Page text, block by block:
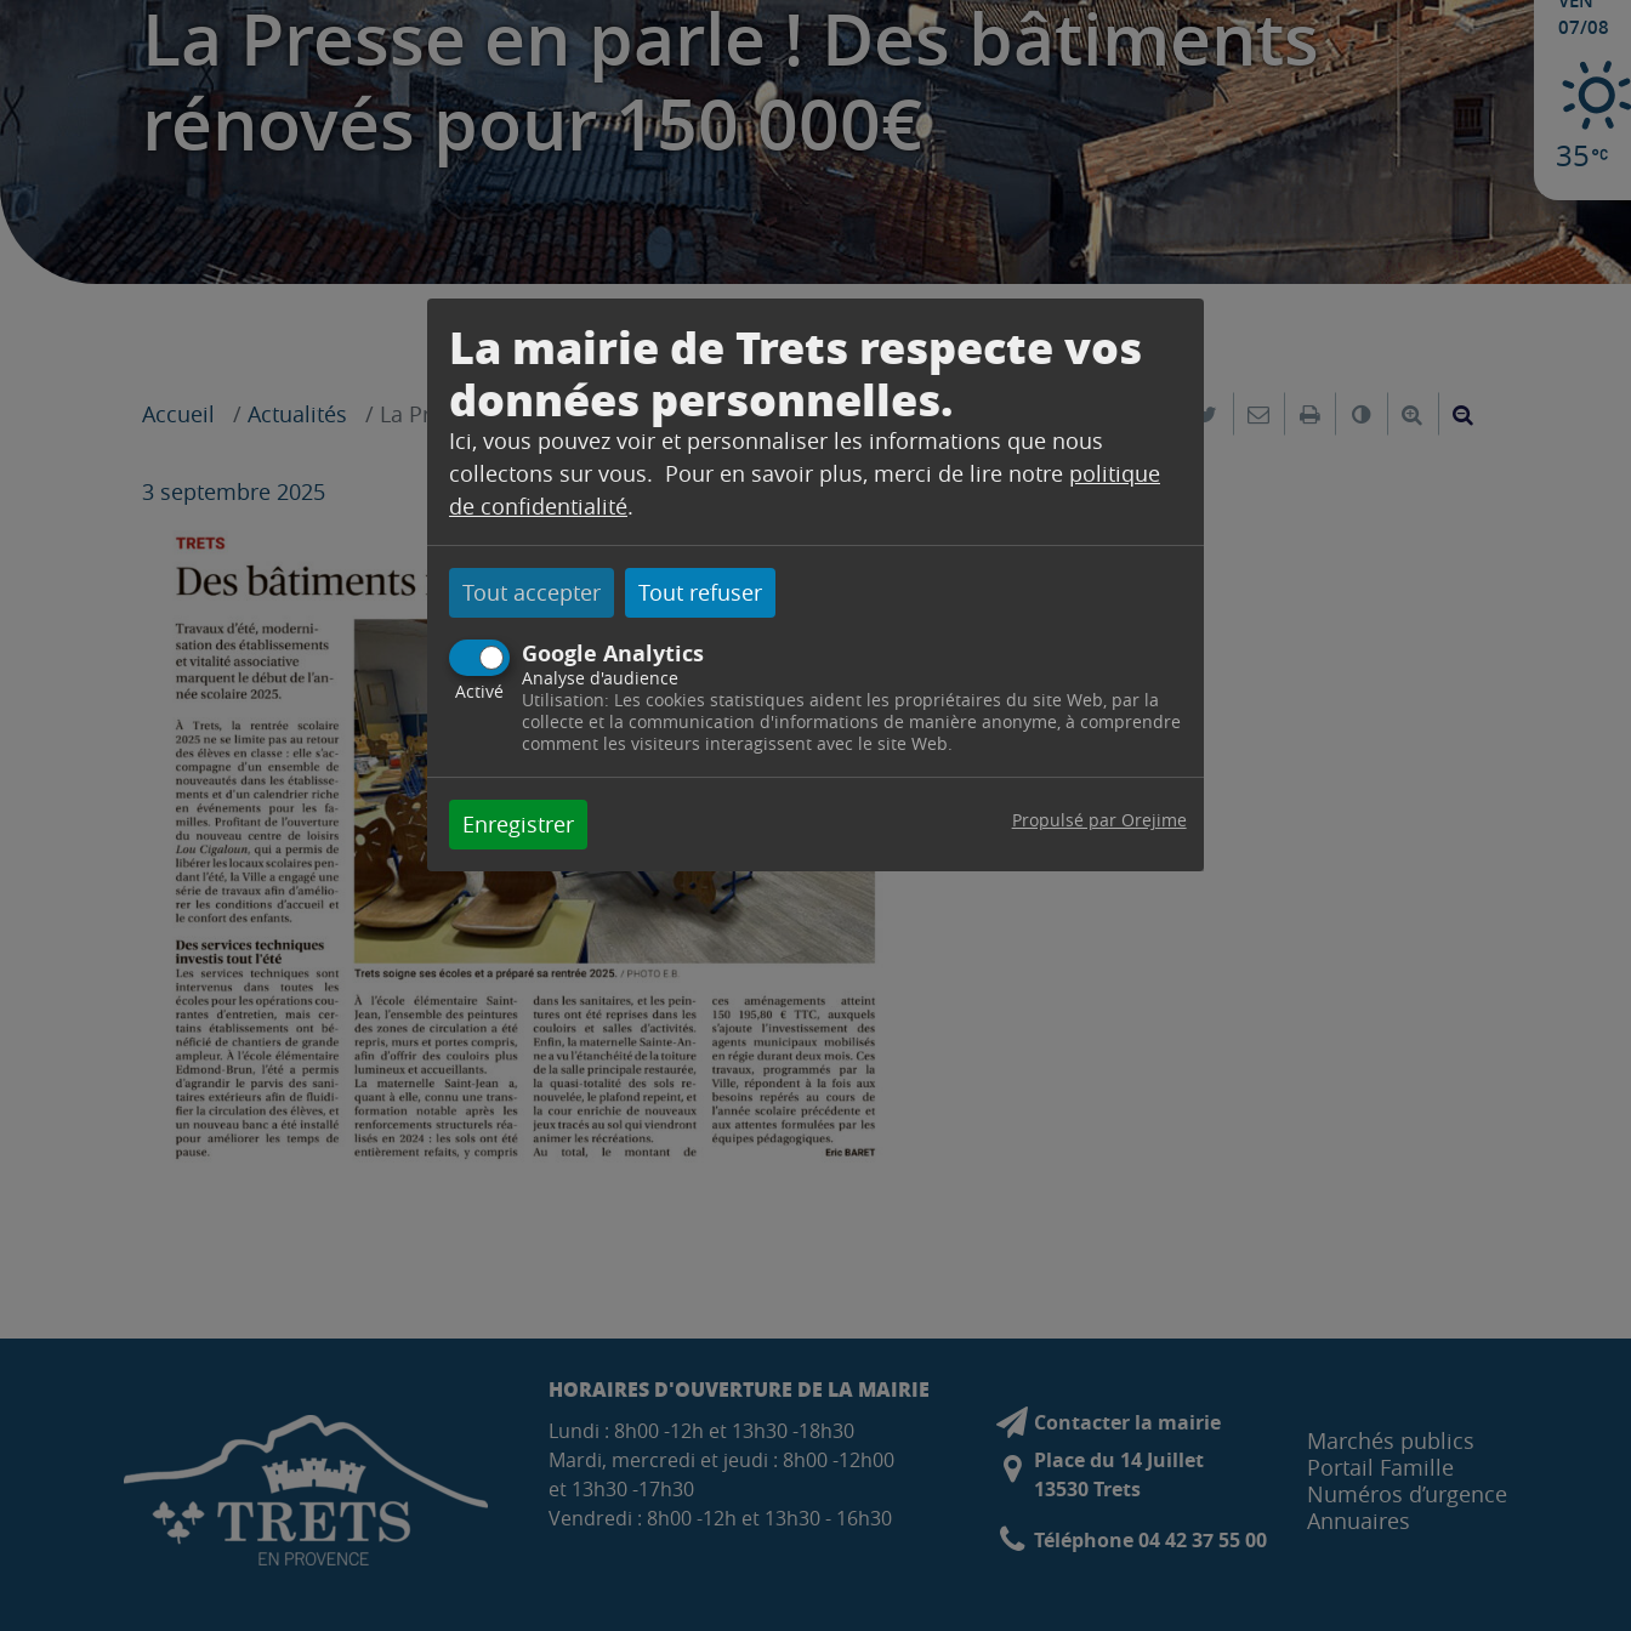
La mairie de Trets respecte vos
données personnelles.
Ici, vous pouvez voir et personnaliser les informations que nous
collectons sur vous. Pour en savoir plus, merci de lire notre politique
de confidentialité.
Tout accepter Tout refuser
Google Analytics
Activé
Analyse d'audience
Utilisation: Les cookies statistiques aident les propriétaires du site Web, par la
collecte et la communication d'informations de manière anonyme, à comprendre
comment les visiteurs interagissent avec le site Web.
Enregistrer Propulsé par Orejime
07/08
35
La Presse en parle ! Des bâtiments
rénovés pour 150 000€
Accueil Actualités La Presse en parle ! Des bâtiments rénovés pour 150 000€ Partager sur Facebook
Partager sur Twitter
Envoyer par e-mail
ImprimerChanger le contraste
Agrandir le texte
3 septembre 2025
HORAIRES D'OUVERTURE DE LA MAIRIE
Lundi : 8h00 -12h et 13h30 -18h30
Mardi, mercredi et jeudi : 8h00 -12h00
et 13h30 -17h30
Vendredi : 8h00 -12h et 13h30 - 16h30
Contacter la mairie
Place du 14 Juillet
13530 Trets
Téléphone 04 42 37 55 00
Marchés publics
Portail Famille
Numéros d’urgence
Annuaires